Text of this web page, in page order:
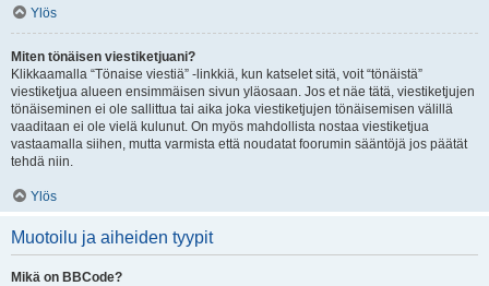
Ylös
Miten tönäisen viestiketjuani?
Klikkaamalla “Tönaise viestiä” -linkkiä, kun katselet sitä, voit “tönäistä”
viestiketjua alueen ensimmäisen sivun yläosaan. Jos et näe tätä, viestiketjujen
tönäiseminen ei ole sallittua tai aika joka viestiketjujen tönäisemisen välillä
vaaditaan ei ole vielä kulunut. On myös mahdollista nostaa viestiketjua
vastaamalla siihen, mutta varmista että noudatat foorumin sääntöjä jos päätät
tehdä niin.
Ylös
Muotoilu ja aiheiden tyypit
Mikä on BBCode?